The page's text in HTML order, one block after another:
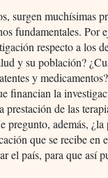
surgen muchísimas
fundamentales. Por
respecto a los
y su población?
y
financian la
de las
pregunto, además,
que se recibe en
el país, para que así